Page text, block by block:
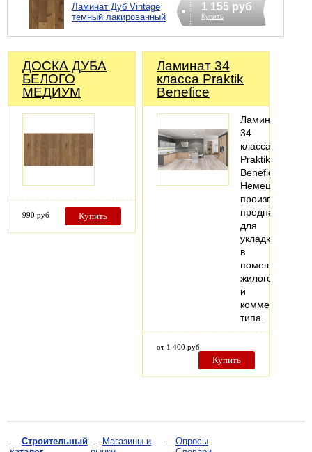
Ламинат Дуб Vintage
темный лакированный
1 155 руб
Купить
ДОСКА ДУБА
БЕЛОГО
МЕДИУМ
990 руб Купить
Ламинат 34
класса Praktik
Benefice
Ламинат
34
класса
Praktik
Benefice
Немецкого
производства
предназначен
для
укладки
в
помещениях
жилого
и
коммерческого
типа.
от 1 400 руб
Купить
— Строительный — Магазины и
— Опросы